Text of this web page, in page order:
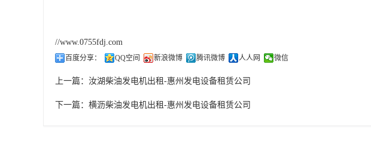
//www.0755fdj.com
百度分享： QQ空间 新浪微博 腾讯微博 人人网 微信
上一篇： 汝湖柴油发电机出租-惠州发电设备租赁公司
下一篇： 横沥柴油发电机出租-惠州发电设备租赁公司